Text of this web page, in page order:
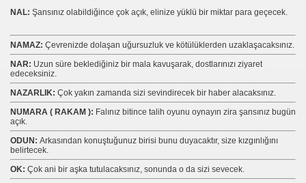
NAL: Şansınız olabildiğince çok açık, elinize yüklü bir miktar para geçecek.
NAMAZ: Çevrenizde dolaşan uğursuzluk ve kötülüklerden uzaklaşacaksınız.
NAR: Uzun süre beklediğiniz bir mala kavuşarak, dostlarınızı ziyaret
edeceksiniz.
NAZARLIK: Çok yakın zamanda sizi sevindirecek bir haber alacaksınız.
NUMARA ( RAKAM ): Falınız bitince talih oyunu oynayın zira şansınız bugün
açık.
ODUN: Arkasından konuştuğunuz birisi bunu duyacaktır, size kızgınlığını
belirtecek.
OK: Çok ani bir aşka tutulacaksınız, sonunda o da sizi sevecek.